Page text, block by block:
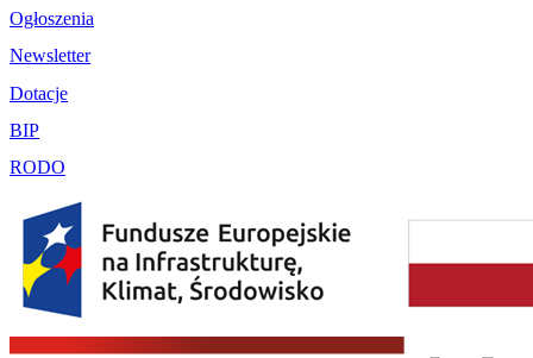
Ogłoszenia
Newsletter
Dotacje
BIP
RODO